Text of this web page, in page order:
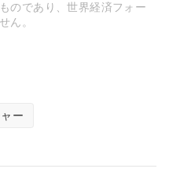
のであり、世界経済フォー
ん。
ー